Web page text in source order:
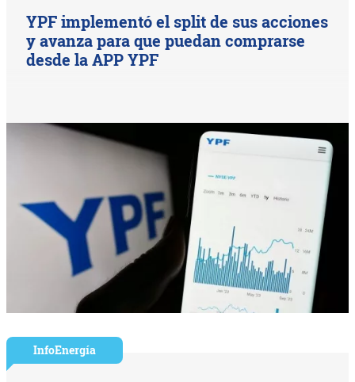
YPF implementó el split de sus acciones
y avanza para que puedan comprarse
desde la APP YPF
InfoEnergía